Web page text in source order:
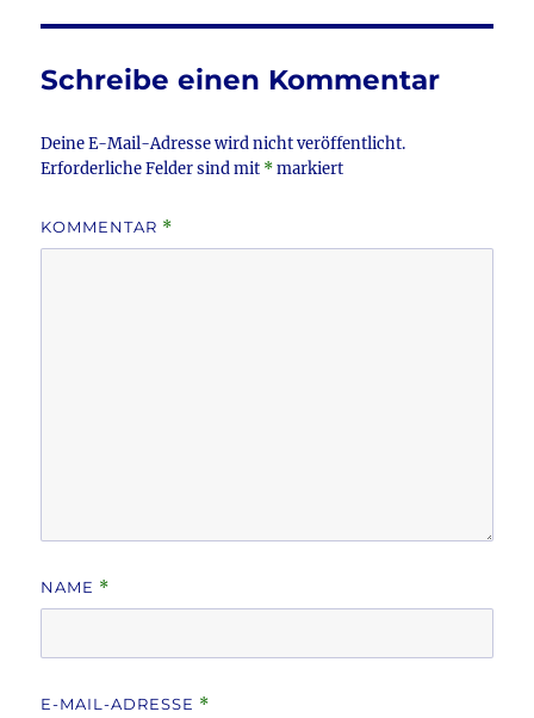
b
o
o
k
r
Schreibe einen Kommentar
Deine E-Mail-Adresse wird nicht veröffentlicht.
Erforderliche Felder sind mit *markiert
KOMMENTAR *
NAME *
E-MAIL-ADRESSE *